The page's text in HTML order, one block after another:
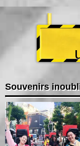
Souvenirs